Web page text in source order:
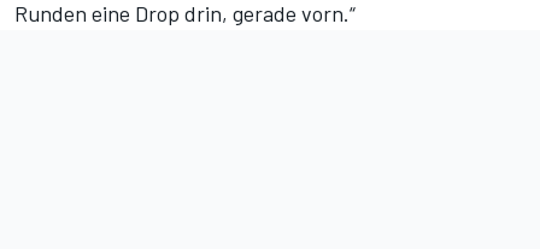
Runden eine Drop drin, gerade vorn.“